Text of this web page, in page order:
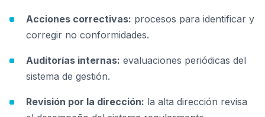
Acciones correctivas: procesos para identificar y
corregir no conformidades.
Auditorías internas: evaluaciones periódicas del
sistema de gestión.
Revisión por la dirección: la alta dirección revisa